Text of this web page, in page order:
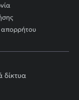
απορρήτου
δίκτυα